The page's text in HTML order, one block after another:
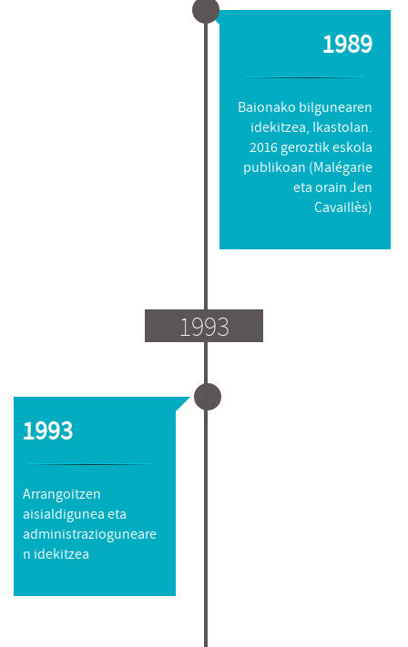
1989
Baionako bilgunearen
idekitzea, Ikastolan.
2016 geroztik eskola
publikoan (Malégarie
eta orain Jen
Cavaillès)
1993
1993
Arrangoitzen
aisialdigunea eta
administrazioguneare
n idekitzea